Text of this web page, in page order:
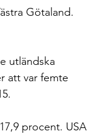
Götaland.
utländska
att var femte
procent. USA